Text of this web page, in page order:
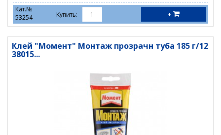
Кат.№
53254
Купить: +
Клей "Момент" Монтаж прозрачн туба 185 г/12
38015...